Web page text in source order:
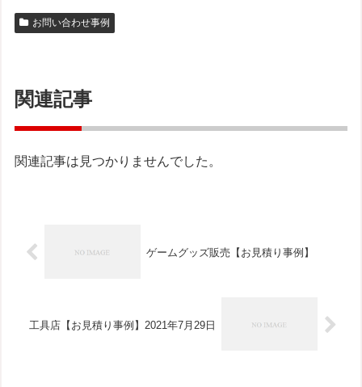
お問い合わせ事例
関連記事
関連記事は見つかりませんでした。
ゲームグッズ販売【お見積り事例】
工具店【お見積り事例】2021年7月29日